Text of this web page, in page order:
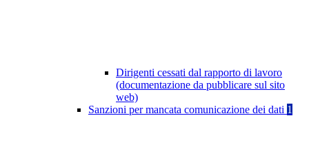
Dirigenti cessati dal rapporto di lavoro
(documentazione da pubblicare sul sito
web)
Sanzioni per mancata comunicazione dei dati 1